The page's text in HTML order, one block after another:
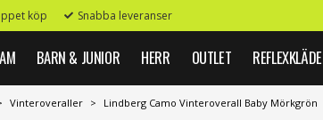
köp Snabba leveranser
BARN & JUNIOR HERR OUTLET
Vinteroveraller > Lindberg Camo Vinteroverall Baby Mörkgrön